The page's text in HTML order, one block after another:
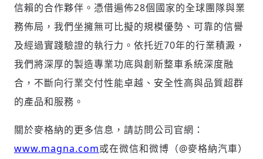
信賴的合作夥伴。憑借遍佈28個國家的全球團隊與業
務佈局，我們坐擁無可比擬的規模優勢、可靠的信譽
及經過實踐驗證的執行力。依托近70年的行業積澱，
我們將深厚的製造專業功底與創新整車系統深度融
合，不斷向行業交付性能卓越、安全性高與品質超群
的產品和服務。
關於麥格納的更多信息 ，請訪問公司官網：
www.magna.com或在微信和微博（@麥格納汽車）